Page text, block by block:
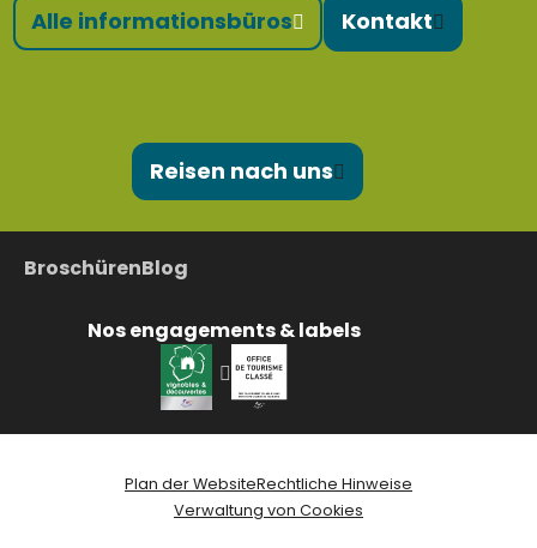
Alle informationsbüros Kontakt
Reisen nach uns
BroschürenBlog
Nos engagements & labels
Plan der WebsiteRechtliche Hinweise
Verwaltung von Cookies